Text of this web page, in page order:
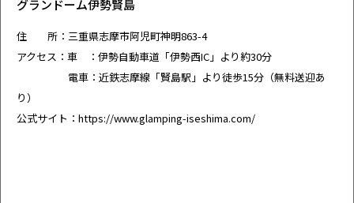
グランドーム伊勢賢島
住 所：三重県志摩市阿児町神明863-4
アクセス：車 ：伊勢自動車道「伊勢西IC」より約30分
電車：近鉄志摩線「賢島駅」より徒歩15分（無料送迎あ
り）
公式サイト： https://www.glamping-iseshima.com/